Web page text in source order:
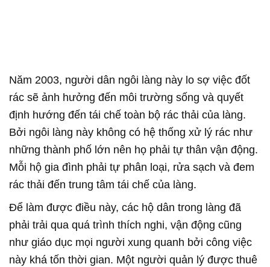
Năm 2003, người dân ngôi làng này lo sợ việc đốt
rác sẽ ảnh hưởng đến môi trường sống và quyết
định hướng đến tái chế toàn bộ rác thải của làng.
Bởi ngôi làng này không có hệ thống xử lý rác như
những thành phố lớn nên họ phải tự thân vận động.
Mỗi hộ gia đình phải tự phân loại, rửa sạch và đem
rác thải đến trung tâm tái chế của làng.
Để làm được điều này, các hộ dân trong làng đã
phải trải qua quá trình thích nghi, vận động cũng
như giáo dục mọi người xung quanh bởi công việc
này khá tốn thời gian. Một người quản lý được thuê